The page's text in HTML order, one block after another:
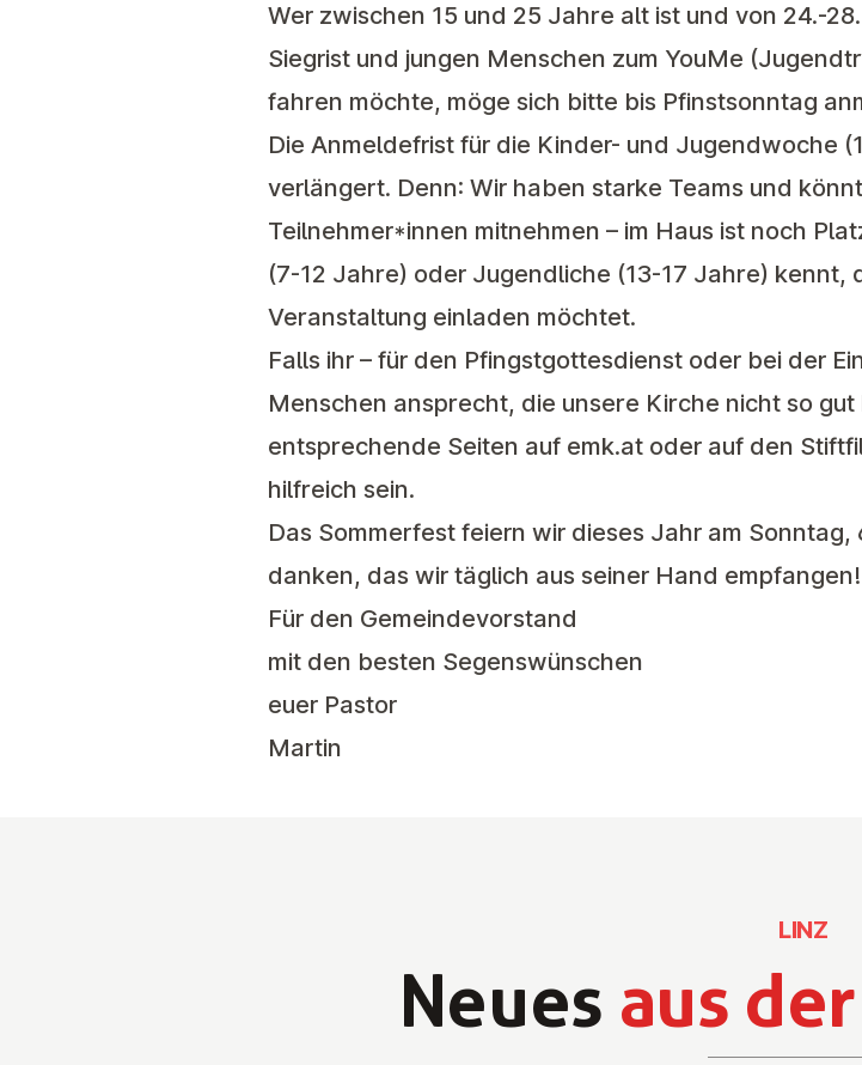
Wer zwischen 15 und 25 Jahre alt ist und von 24.-
Siegrist und jungen Menschen zum YouMe
fahren möchte, möge sich bitte bis Pfinstsonntag
Die Anmeldefrist für die Kinder- und Jugendwoche
verlängert. Denn: Wir haben starke Teams und
Teilnehmer*innen mitnehmen – im Haus ist noch
(7-12 Jahre) oder Jugendliche (13-17 Jahre) kennt,
Veranstaltung einladen möchtet.
Falls ihr – für den Pfingstgottesdienst oder bei der
Menschen ansprecht, die unsere Kirche nicht so
entsprechende Seiten auf emk.at oder auf den
hilfreich sein.
Das Sommerfest feiern wir dieses Jahr am Sonntag,
danken, das wir täglich aus seiner Hand empfangen!
Für den Gemeindevorstand
mit den besten Segenswünschen
euer Pastor
Martin
Neues aus
LINZ